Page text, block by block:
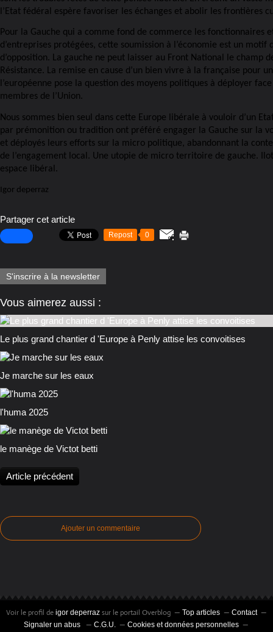
l’Etat fédéral espère favoriser les échanges et abolir les frontières
Pour la Gauche qui a comme fond de commerce les fonctionnaires
d’entreprises protégées, cette soumission à l’économie est un motif
d’opposition. La gauche ne peut laisser au Front National le champ
Résistance. La remise en cause d’un bien vivre à la française pour
l’européenne pose la question des moyens politiques à déployer
membres de l’Union.
Nous sommes bien seul dans cette Europe libérale à vouloir d’un
par prémonition ou tradition ont préféré engager la Gauche sur la
et déployés leurs efforts sur la micro politique, abandonnant la
de l’engagement local. Une utopie de micro territoire de gauche.
espace libéral.
Igor deperraz
Partager cet article
Repost 0
S'inscrire à la newsletter
Vous aimerez aussi :
Le plus grand chantier d 'Europe à Penly attise les convoitises
Je marche sur les eaux
l'huma 2025
le manège de Victot betti
Article précédent
Ajouter un commentaire
Voir le profil de igor deperraz sur le portail Overblog Top articles
Contact
Signaler un abus
C.G.U. Cookies et données personnelles